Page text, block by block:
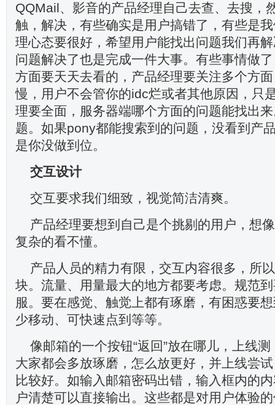
QQMail、影音的产品经理自己去查、去搜，
触，解决，有些确实是用户搞错了，有些是
理心态要很好，希望用户能找出问题我们再
问题解决了也是完成一件大事。有些事情做
方面要天天去看的，产品经理要关注多个方
慢，用户不会管你的idc烂或者其他原因，只
理要全面，服务器端哪个方面的问题能找出
题。如果pony都能搜索到的问题，没看到产
是你没做到位。
交互设计
交互要求我们细致，视觉简洁清爽。
产品经理要想到自己是个挑剔的用户，想
复杂的看不懂。
产品人员的精力有限，交互内容很多，所
块。流量、用量最大的地方都要考虑。规范
服。要在感觉、触觉上都有琢磨，有困惑要
少移动、可快速点到等等。
像邮箱的一个按钮“返回”放在哪儿，上线
大家都会多放琢磨，怎么放更好，并上线尝
比较好。如输入邮箱密码出错，输入框内的
户清楚可以直接输出。这些都是对用户体验